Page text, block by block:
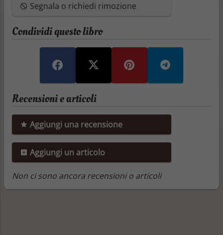
Segnala o richiedi rimozione
Condividi questo libro
Recensioni e articoli
Aggiungi una recensione
Aggiungi un articolo
Non ci sono ancora recensioni o articoli